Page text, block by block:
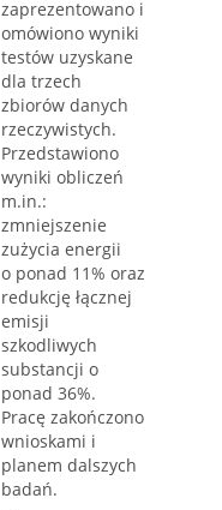
zaprezentowano i
omówiono wyniki
testów uzyskane
dla trzech
zbiorów danych
rzeczywistych.
Przedstawiono
wyniki obliczeń
m.in.:
zmniejszenie
zużycia energii
o ponad 11% oraz
redukcję łącznej
emisji
szkodliwych
substancji o
ponad 36%.
Pracę zakończono
wnioskami i
planem dalszych
badań.